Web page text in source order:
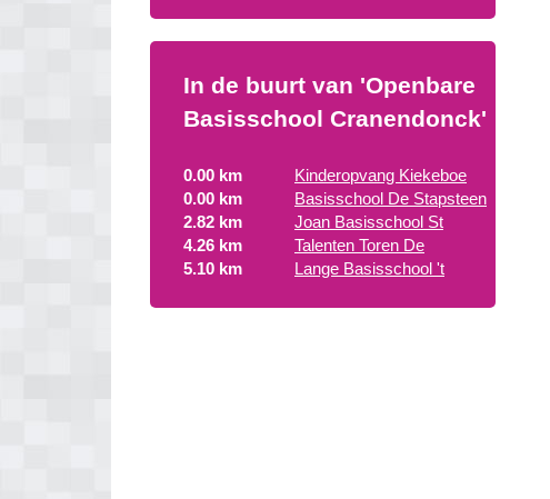
In de buurt van 'Openbare
Basisschool Cranendonck'
0.00 km
Kinderopvang Kiekeboe
0.00 km
Basisschool De Stapsteen
2.82 km
Joan Basisschool St
4.26 km
Talenten Toren De
5.10 km
Lange Basisschool 't